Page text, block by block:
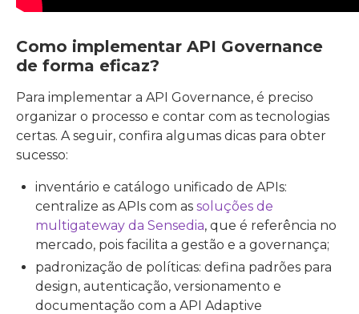
Como implementar API Governance
de forma eficaz?
Para implementar a API Governance, é preciso
organizar o processo e contar com as tecnologias
certas. A seguir, confira algumas dicas para obter
sucesso:
inventário e catálogo unificado de APIs:
centralize as APIs com as soluções de
multigateway da Sensedia, que é referência no
mercado, pois facilita a gestão e a governança;
padronização de políticas: defina padrões para
design, autenticação, versionamento e
documentação com a API Adaptive